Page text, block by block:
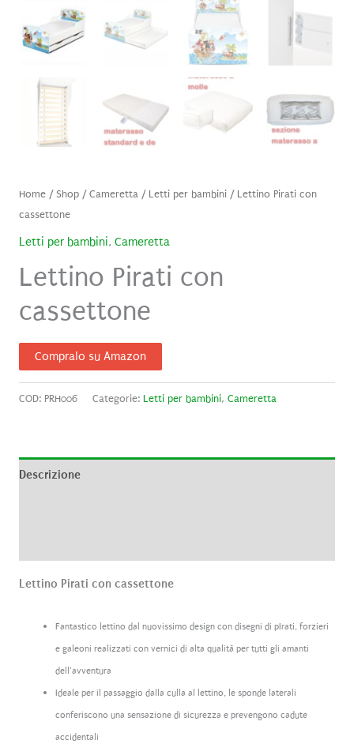
Home/ Shop/Cameretta/ Letti per bambini/ Lettino Pirati con
cassettone
Letti per bambini, Cameretta
Lettino Pirati con
cassettone
Compralo su Amazon
COD: PRH006 Categorie: Letti per bambini, Cameretta
Descrizione
Lettino Pirati con cassettone
Fantastico lettino dal nuovissimo design con disegni di pIrati, forzieri
e galeoni realizzati con vernici di alta qualità per tutti gli amanti
dell’avventura
Ideale per il passaggio dalla culla al lettino, le sponde laterali
conferiscono una sensazione di sicurezza e prevengono cadute
accidentali